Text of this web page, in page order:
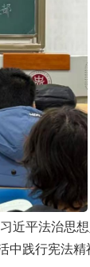
平法治思想
践行宪法